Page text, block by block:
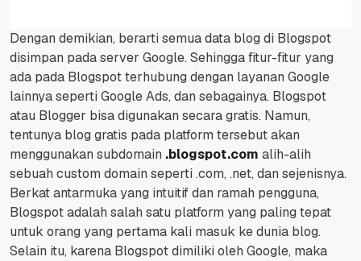
Dengan demikian, berarti semua data blog di Blogspot
disimpan pada server Google. Sehingga fitur-fitur yang
ada pada Blogspot terhubung dengan layanan Google
lainnya seperti Google Ads, dan sebagainya. Blogspot
atau Blogger bisa digunakan secara gratis. Namun,
tentunya blog gratis pada platform tersebut akan
menggunakan subdomain .blogspot.com alih-alih
sebuah custom domain seperti .com, .net, dan sejenisnya.
Berkat antarmuka yang intuitif dan ramah pengguna,
Blogspot adalah salah satu platform yang paling tepat
untuk orang yang pertama kali masuk ke dunia blog.
Selain itu, karena Blogspot dimiliki oleh Google, maka